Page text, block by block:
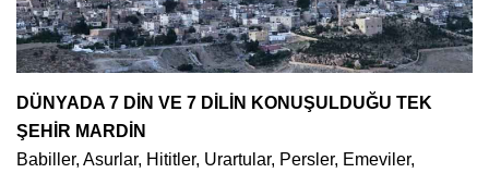
DÜNYADA 7 DİN VE 7 DİLİN KONUŞULDUĞU TEK
ŞEHİR MARDİN
Babiller, Asurlar, Hititler, Urartular, Persler, Emeviler,